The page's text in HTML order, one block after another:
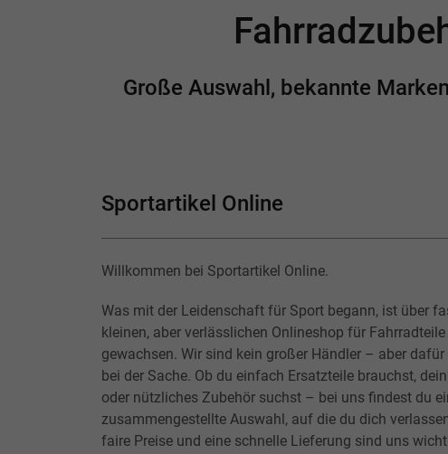
Große Auswahl, bekannte
Sportartikel Online
Willkommen bei Sportartikel Online.
Was mit der Leidenschaft für Sport begann, ist über
kleinen, aber verlässlichen Onlineshop für
gewachsen. Wir sind kein großer Händler – aber
bei der Sache. Ob du einfach Ersatzteile brauchst,
oder nützliches Zubehör suchst – bei uns findest du
zusammengestellte Auswahl, auf die du dich
faire Preise und eine schnelle Lieferung sind uns